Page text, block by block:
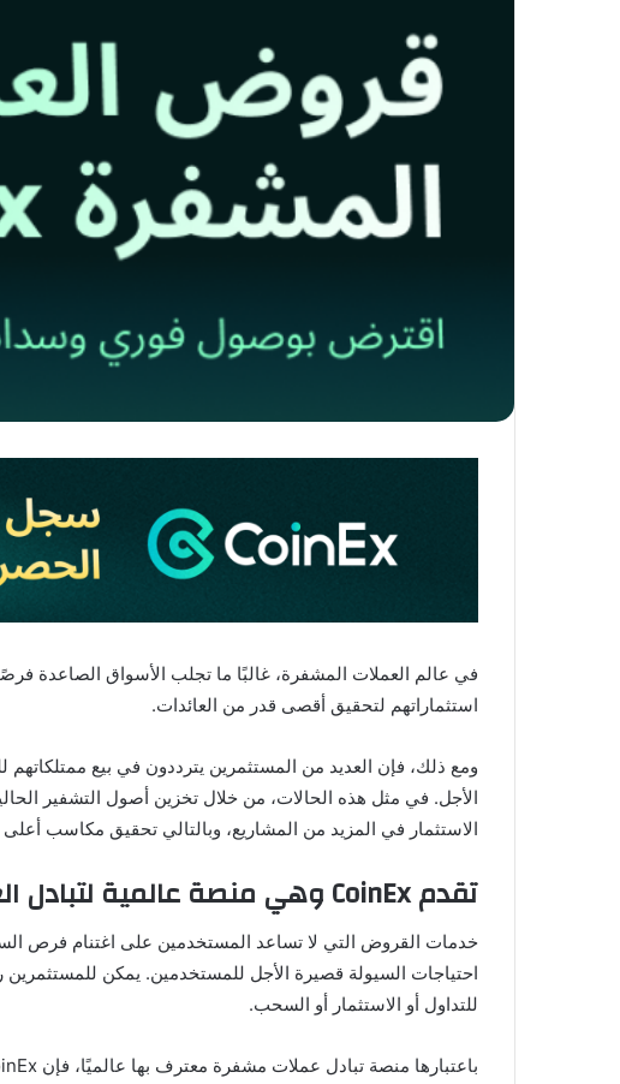
في عالم العملات المشفرة، غالبًا ما تجلب الأسواق الصاعدة
استثماراتهم لتحقيق أقصى قدر من العائدات.
ومع ذلك، فإن العديد من المستثمرين يترددون في بيع ممتلكاتهم
الأجل. في مثل هذه الحالات، من خلال تخزين أصول التشفير
الاستثمار في المزيد من المشاريع، وبالتالي تحقيق مكاسب
تقدم CoinEx وهي منصة عالمية لتبادل العملات المشفرة
احتياجات السيولة قصيرة الأجل للمستخدمين. يمكن
للتداول أو الاستثمار أو السحب.